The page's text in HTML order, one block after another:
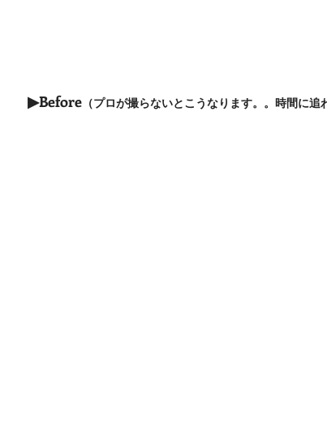
▶Before （プロが撮らないとこうなります。。時間に追